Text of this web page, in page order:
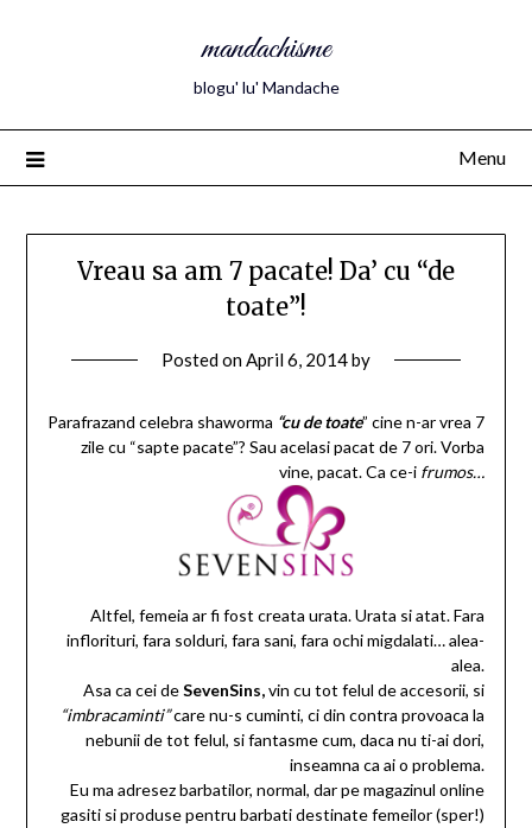
mandachisme
blogu' lu' Mandache
Menu
Vreau sa am 7 pacate! Da’ cu “de
toate”!
Posted onApril 6, 2014by
Parafrazand celebra shaworma “cu de toate” cine n-ar vrea 7
zile cu “sapte pacate”? Sau acelasi pacat de 7 ori. Vorba
vine, pacat. Ca ce-i frumos…
Altfel, femeia ar fi fost creata urata. Urata si atat. Fara
inflorituri, fara solduri, fara sani, fara ochi migdalati… alea-
alea.
Asa ca cei deSevenSins,vin cu tot felul de accesorii, si
“imbracaminti”care nu-s cuminti, ci din contra provoaca la
nebunii de tot felul, si fantasme cum, daca nu ti-ai dori,
inseamna ca ai o problema.
Eu ma adresez barbatilor, normal, dar pe magazinul online
gasiti si produse pentru barbati destinate femeilor (sper!)